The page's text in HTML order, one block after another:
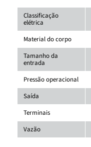
Classificação
elétrica
Material do corpo
Tamanho da
entrada
Pressão operacional
Saída
Terminais
Vazão